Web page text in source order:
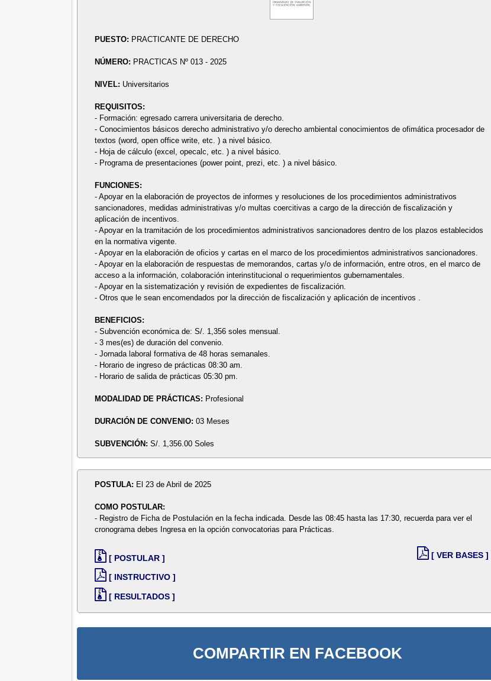
PUESTO: PRACTICANTE DE DERECHO
NÚMERO: PRACTICAS Nº 013 - 2025
NIVEL: Universitarios
REQUISITOS:
- Formación: egresado carrera universitaria de derecho.
- Conocimientos básicos derecho administrativo y/o derecho ambiental conocimientos de ofimática procesador de
textos (word, open office write, etc. ) a nivel básico.
- Hoja de cálculo (excel, opecalc, etc. ) a nivel básico.
- Programa de presentaciones (power point, prezi, etc. ) a nivel básico.
FUNCIONES:
- Apoyar en la elaboración de proyectos de informes y resoluciones de los procedimientos administrativos
sancionadores, medidas administrativas y/o multas coercitivas a cargo de la dirección de fiscalización y
aplicación de incentivos.
- Apoyar en la tramitación de los procedimientos administrativos sancionadores dentro de los plazos establecidos
en la normativa vigente.
- Apoyar en la elaboración de oficios y cartas en el marco de los procedimientos administrativos sancionadores.
- Apoyar en la elaboración de respuestas de memorandos, cartas y/o de información, entre otros, en el marco de
acceso a la información, colaboración interinstitucional o requerimientos gubernamentales.
- Apoyar en la sistematización y revisión de expedientes de fiscalización.
- Otros que le sean encomendados por la dirección de fiscalización y aplicación de incentivos .
BENEFICIOS:
- Subvención económica de: S/. 1,356 soles mensual.
- 3 mes(es) de duración del convenio.
- Jornada laboral formativa de 48 horas semanales.
- Horario de ingreso de prácticas 08:30 am.
- Horario de salida de prácticas 05:30 pm.
MODALIDAD DE PRÁCTICAS: Profesional
DURACIÓN DE CONVENIO:03 Meses
SUBVENCIÓN:S/. 1,356.00 Soles
POSTULA: El 23 de Abril de 2025
COMO POSTULAR:
- Registro de Ficha de Postulación en la fecha indicada. Desde las 08:45 hasta las 17:30, recuerda para ver el
cronograma debes Ingresa en la opción convocatorias para Prácticas.
[ POSTULAR ]
[ INSTRUCTIVO ]
[ RESULTADOS ]
[ VER BASES ]
COMPARTIR EN FACEBOOK